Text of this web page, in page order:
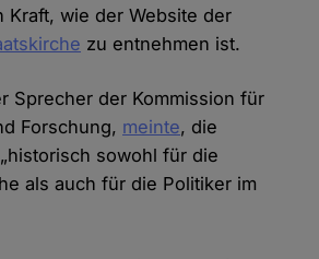
Kraft, wie der Website der
zu entnehmen ist.
Sprecher der Kommission für
Forschung, meinte, die
sowohl für die
als auch für die Politiker im